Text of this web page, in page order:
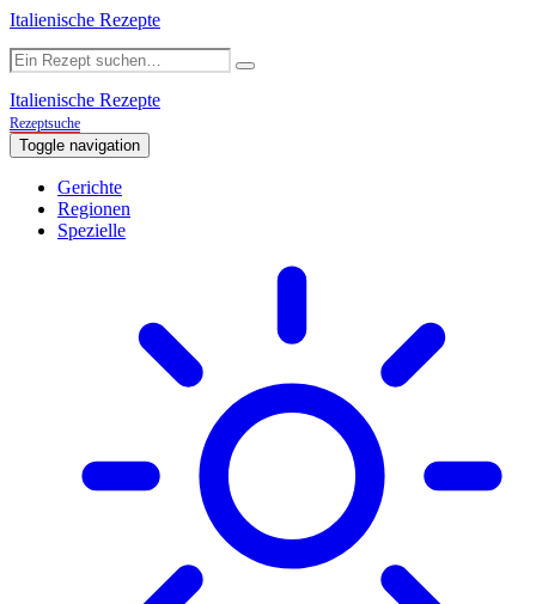
Italienische Rezepte
Italienische Rezepte
Rezeptsuche
Toggle navigation
Gerichte
Regionen
Spezielle